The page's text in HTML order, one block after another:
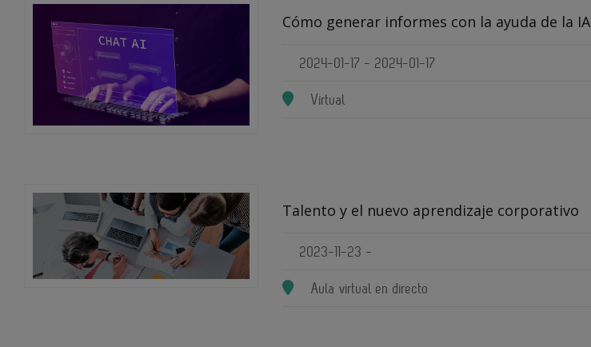
Cómo generar informes con la ayuda de la IA
2024-01-17 - 2024-01-17
Virtual
Talento y el nuevo aprendizaje corporativo
2023-11-23 -
Aula virtual en directo